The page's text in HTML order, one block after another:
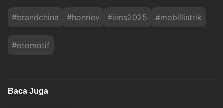
#brandchina #honriev #iims2025 #mobillistrik
#otomotif
Baca Juga